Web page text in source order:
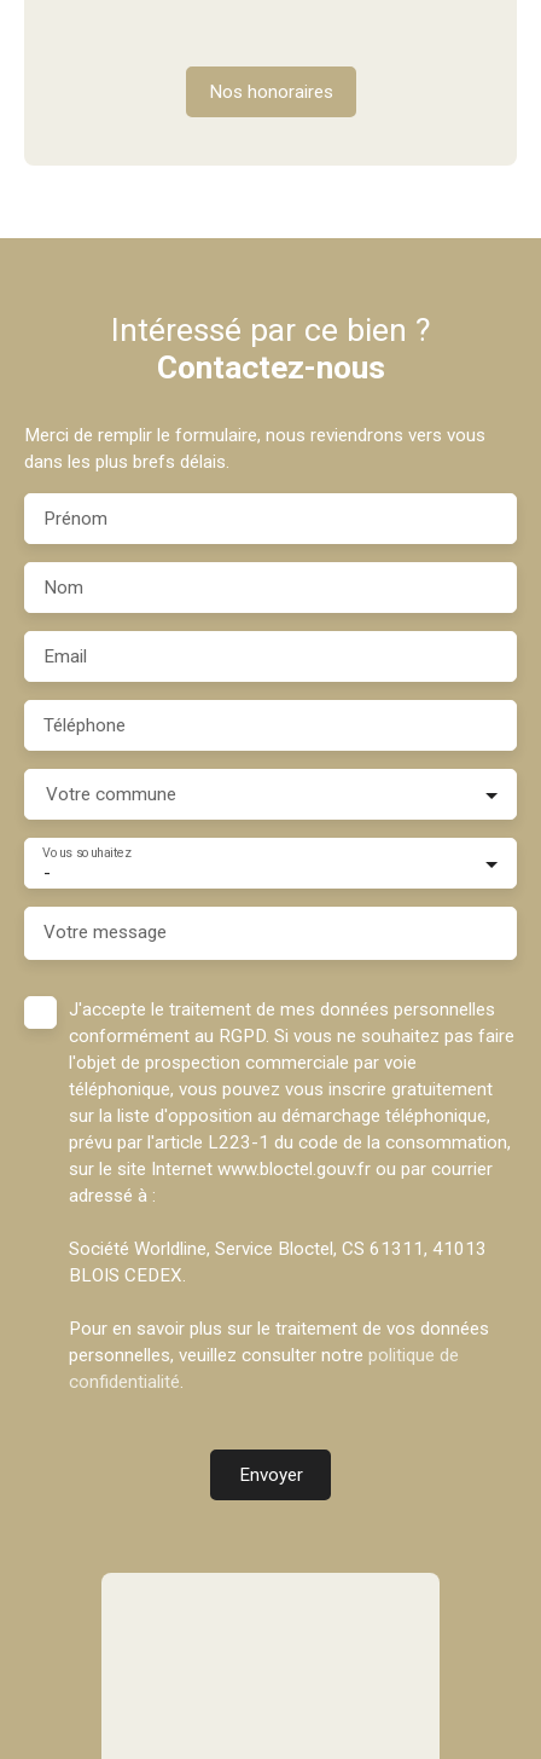
Nos honoraires
Intéressé par ce bien ?
Contactez-nous
Merci de remplir le formulaire, nous reviendrons vers vous
dans les plus brefs délais.
Prénom
Nom
Email
Téléphone
Votre commune
-
Vous souhaitez
Votre message
J'accepte le traitement de mes données personnelles
conformément au RGPD. Si vous ne souhaitez pas faire
l'objet de prospection commerciale par voie
téléphonique, vous pouvez vous inscrire gratuitement
sur la liste d'opposition au démarchage téléphonique,
prévu par l'article L223-1 du code de la consommation,
sur le site Internet www.bloctel.gouv.fr ou par courrier
adressé à :
Société Worldline, Service Bloctel, CS 61311, 41013
BLOIS CEDEX.
Pour en savoir plus sur le traitement de vos données
personnelles, veuillez consulter notre politique de
confidentialité.
Envoyer